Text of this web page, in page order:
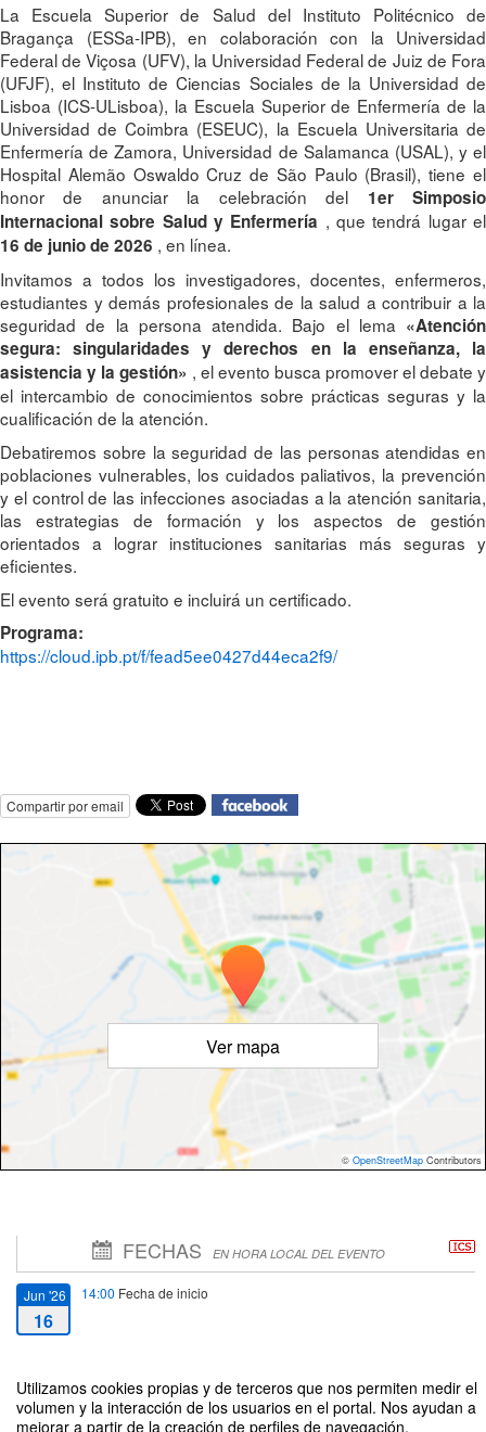
Utilizamos cookies propias y de terceros que nos permiten medir el
volumen y la interacción de los usuarios en el portal. Nos ayudan a
mejorar a partir de la creación de perfiles de navegación,
La Escuela Superior de Salud del Instituto Politécnico de
Bragança (ESSa-IPB), en colaboración con la Universidad
Federal de Viçosa (UFV), la Universidad Federal de Juiz de Fora
(UFJF), el Instituto de Ciencias Sociales de la Universidad de
Lisboa (ICS-ULisboa), la Escuela Superior de Enfermería de la
Universidad de Coimbra (ESEUC), la Escuela Universitaria de
Enfermería de Zamora, Universidad de Salamanca (USAL), y el
Hospital Alemão Oswaldo Cruz de São Paulo (Brasil), tiene el
honor de anunciar la celebración del 1er Simposio
Internacional sobre Salud y Enfermería , que tendrá lugar el
16 de junio de 2026 , en línea.
Invitamos a todos los investigadores, docentes, enfermeros,
estudiantes y demás profesionales de la salud a contribuir a la
seguridad de la persona atendida. Bajo el lema «Atención
segura: singularidades y derechos en la enseñanza, la
asistencia y la gestión» , el evento busca promover el debate y
el intercambio de conocimientos sobre prácticas seguras y la
cualificación de la atención.
Debatiremos sobre la seguridad de las personas atendidas en
poblaciones vulnerables, los cuidados paliativos, la prevención
y el control de las infecciones asociadas a la atención sanitaria,
las estrategias de formación y los aspectos de gestión
orientados a lograr instituciones sanitarias más seguras y
eficientes.
El evento será gratuito e incluirá un certificado.
Programa:
https://cloud.ipb.pt/f/fead5ee0427d44eca2f9/
Compartir por email
Ver mapa
© OpenStreetMap Contributors
FECHAS EN HORA LOCAL DEL EVENTO
Jun '26
16
14:00 Fecha de inicio
16